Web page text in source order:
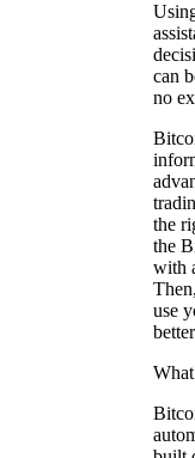
can
no
the
the
with
use